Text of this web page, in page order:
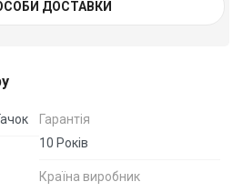
ДОСТАВКИ
Гарантія
10 Років
Країна виробник